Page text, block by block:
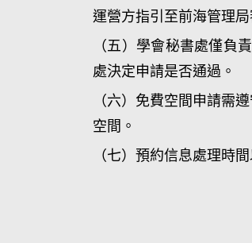
運營方指引至前海管理
（五）學會秘書處僅負
處決定申請是否通過。
（六）免費空間申請需
空間。
（七）預約信息處理時